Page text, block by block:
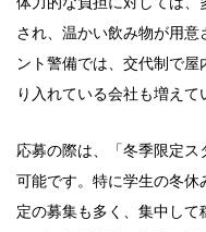
され、温かい飲み物が用
ント警備では、交代制で
り入れている会社も増えて
応募の際は、「冬季限定
可能です。特に学生の冬
定の募集も多く、集中し